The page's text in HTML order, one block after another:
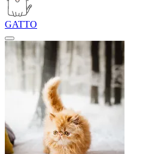
GATTO